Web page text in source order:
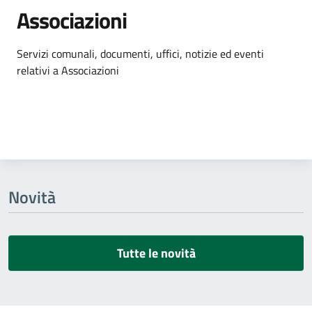
Associazioni
Dettagli dell'argomento
Servizi comunali, documenti, uffici, notizie ed eventi
relativi a Associazioni
Novità
Tutte le novità